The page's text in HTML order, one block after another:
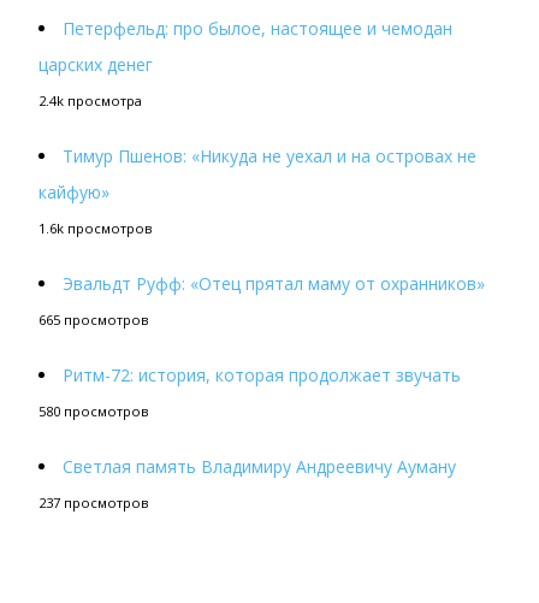
Петерфельд: про былое, настоящее и чемодан
царских денег
2.4k просмотра
Тимур Пшенов: «Никуда не уехал и на островах не
кайфую»
1.6k просмотров
Эвальдт Руфф: «Отец прятал маму от охранников»
665 просмотров
Ритм-72: история, которая продолжает звучать
580 просмотров
Светлая память Владимиру Андреевичу Ауману
237 просмотров